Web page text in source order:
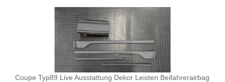
Coupe Typ89 Live Ausstattung Dekor Leisten Beifahrerairbag